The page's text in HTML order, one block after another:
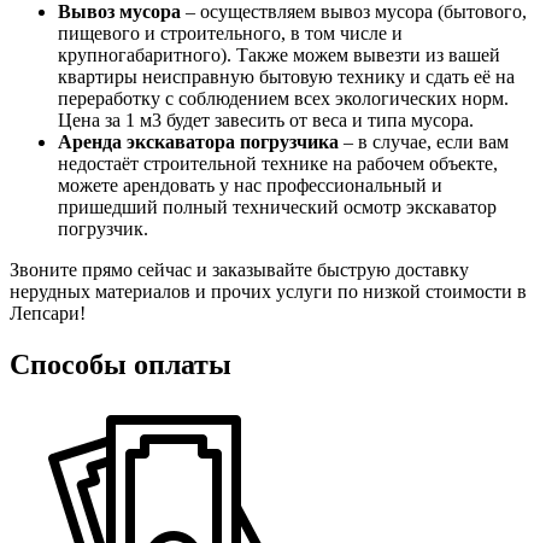
Вывоз мусора – осуществляем вывоз мусора (бытового,
пищевого и строительного, в том числе и
крупногабаритного). Также можем вывезти из вашей
квартиры неисправную бытовую технику и сдать её на
переработку с соблюдением всех экологических норм.
Цена за 1 м3 будет завесить от веса и типа мусора.
Аренда экскаватора погрузчика – в случае, если вам
недостаёт строительной технике на рабочем объекте,
можете арендовать у нас профессиональный и
пришедший полный технический осмотр экскаватор
погрузчик.
Звоните прямо сейчас и заказывайте быструю доставку
нерудных материалов и прочих услуги по низкой стоимости в
Лепсари!
Способы оплаты